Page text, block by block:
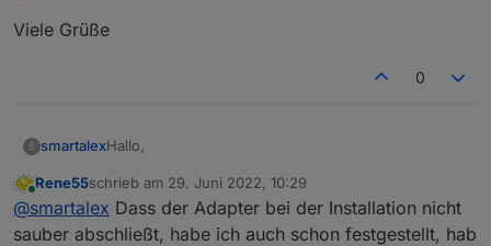
Viele Grüße
0
S smartalexHallo,
ich habe erst seit wenige Tage den Wechselrichter
im Einsatz und freue mich das da jemand sich die
Mühe für einen Adapter macht.
Danke Dafür.
Online
Rene55schrieb am 29. Juni 2022, 10:29
zuletzt editiert von
@smartalex Dass der Adapter bei der Installation nicht
sauber abschließt, habe ich auch schon festgestellt, hab